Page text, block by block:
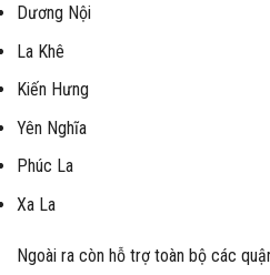
Dương Nội
La Khê
Kiến Hưng
Yên Nghĩa
Phúc La
Xa La
Ngoài ra còn hỗ trợ toàn bộ các